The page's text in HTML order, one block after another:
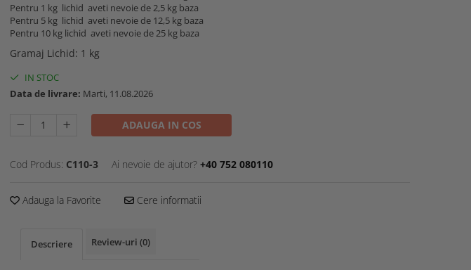
Pentru 1 kg lichid aveti nevoie de 2,5 kg baza
Pentru 5 kg lichid aveti nevoie de 12,5 kg baza
Pentru 10 kg lichid aveti nevoie de 25 kg baza
Gramaj Lichid: 1 kg
IN STOC
Data de livrare: Marti, 11.08.2026
ADAUGA IN COS
Cod Produs: C110-3 Ai nevoie de ajutor? +40 752 080110
Adauga la Favorite Cere informatii
Descriere Review-uri (0)